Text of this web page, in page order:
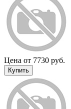
Цена от 7730 руб.
Купить